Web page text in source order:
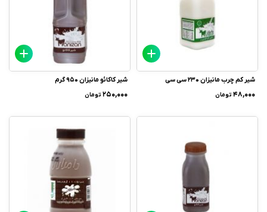
شیر کم چرب مانیزان 230 سی سی
۴۸,۰۰۰ تومان
شیر کاکائو مانیزان 950 گرم
۲۵۰,۰۰۰ تومان